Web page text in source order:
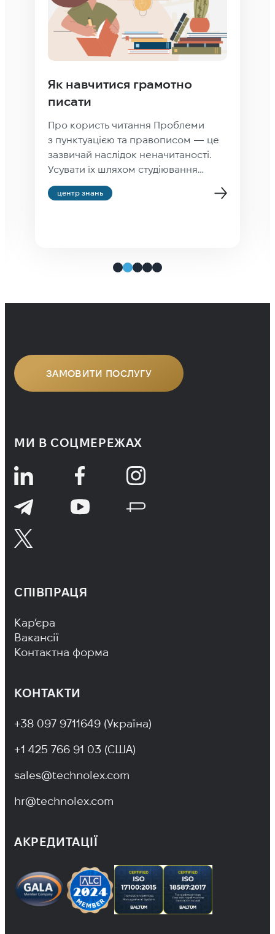
Як усунути помилку «Value
cannot be null. Parameter
name culture» у Trados
Studio
Про ще одну помилку в Trados
Studio Якщо ви створюєте проєкт у
Trados Studio, і на прохання
показати прев’ю файлу вона
звертайте уваги: проєкт створиться
найімовірніше, через те, що […]
ЗАМОВИТИ ПОСЛУГУ
МИ В СОЦМЕРЕЖАХ
СПІВПРАЦЯ
Footer Navigation
Кар’єра
Вакансії
Контактна форма
КОНТАКТИ
+38 097 9711649 (Україна)
+1 425 766 91 03 (США)
sales@technolex.com
hr@technolex.com
АКРЕДИТАЦІЇ